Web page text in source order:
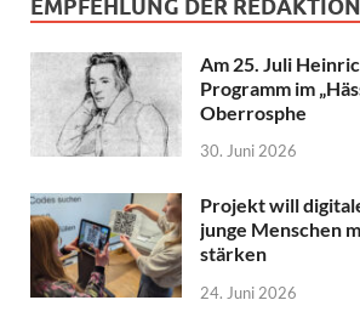
EMPFEHLUNG DER REDAKTION
Am 25. Juli
Programm im
Oberrosphe
30. Juni 2026
Projekt will
junge Menschen
stärken
24. Juni 2026